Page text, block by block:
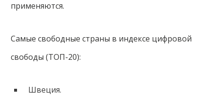
применяются.
Самые свободные страны в индексе цифровой
свободы (ТОП-20):
Швеция.